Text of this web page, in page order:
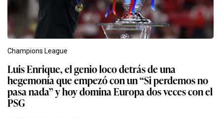
Champions League
Luis Enrique, el genio loco detrás de una
hegemonía que empezó con un “Si perdemos no
pasa nada” y hoy domina Europa dos veces con el
PSG